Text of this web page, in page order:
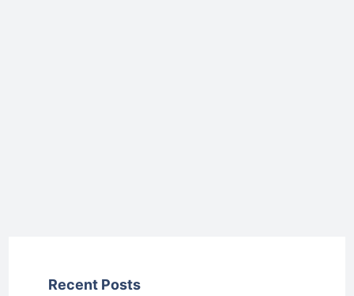
Recent Posts